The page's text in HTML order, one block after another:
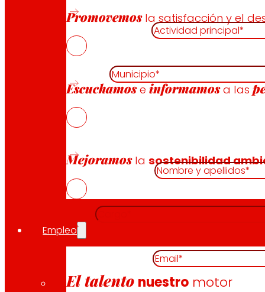
Promovemosla satisfacción y el
Escuchamoseinformamosa las
Mejoramoslasostenibilidad
Empleo
El talento nuestro motor
Persona de contacto
Nombre y apellidos (obligatorio)